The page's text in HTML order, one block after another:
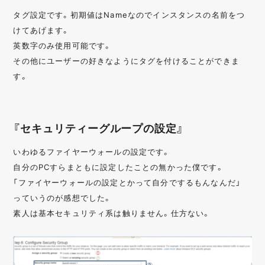
タグ設定です。初期値はNameなのでインスタンスの名前をつ
けてあげます。
英数字のみ使用可能です。
その他にユーザーの好きなようにタグを付けることができま
す。
『セキュリティーグループの設定』
いわゆるファイヤーウォールの設定です。
自分のPCすらまともに設定したことの無かった僕です。
「ファイヤーウォールの設定とかって自分でするもんなんだ」
っていうのが感想でした。
素人は基本セキュリティ系は触りません。仕方ない。